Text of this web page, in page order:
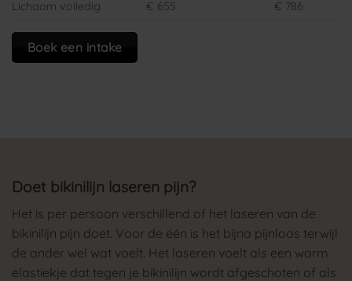
Lichaam volledig € 655 € 786
Boek een intake
Doet bikinilijn laseren pijn?
Het is per persoon verschillend of het laseren van de
bikinilijn pijn doet. Voor de één is het bijna pijnloos terwijl
de ander wel wat voelt. Het laseren voelt als een warm
elastiekje dat tegen je bikinilijn wordt afgeschoten of als